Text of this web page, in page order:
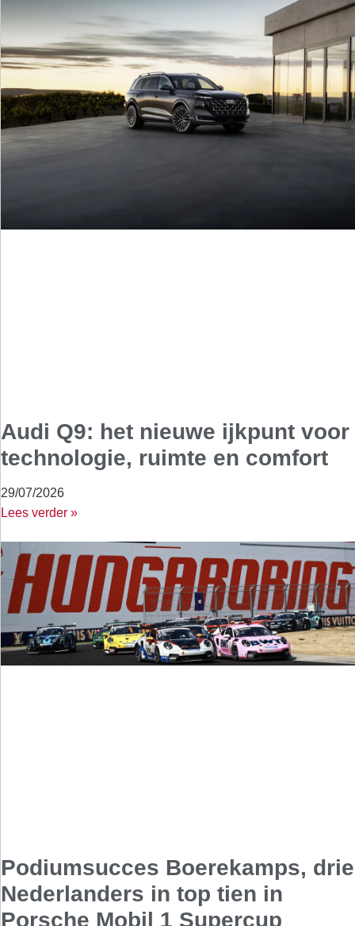
Audi Q9: het nieuwe ijkpunt voor
technologie, ruimte en comfort
29/07/2026
Lees verder »
Podiumsucces Boerekamps, drie
Nederlanders in top tien in
Porsche Mobil 1 Supercup